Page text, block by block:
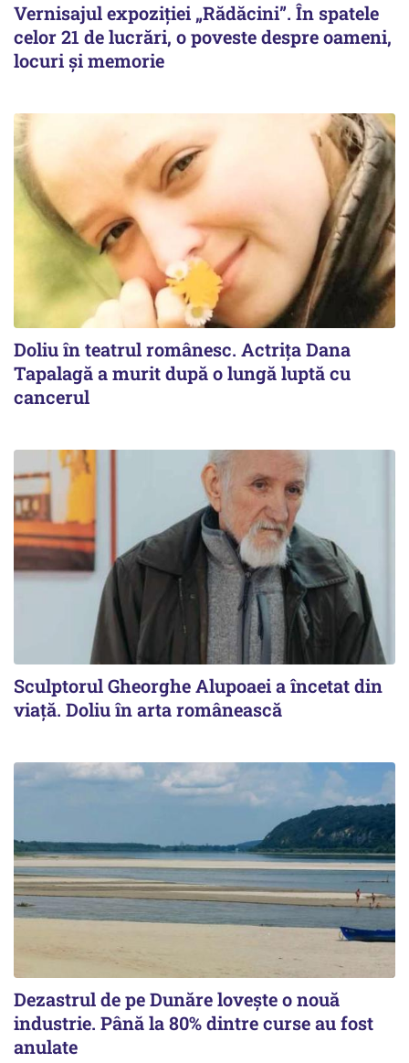
Vernisajul expoziției „Rădăcini”. În spatele
celor 21 de lucrări, o poveste despre oameni,
locuri și memorie
Doliu în teatrul românesc. Actrița Dana
Tapalagă a murit după o lungă luptă cu
cancerul
Sculptorul Gheorghe Alupoaei a încetat din
viață. Doliu în arta românească
Dezastrul de pe Dunăre lovește o nouă
industrie. Până la 80% dintre curse au fost
anulate